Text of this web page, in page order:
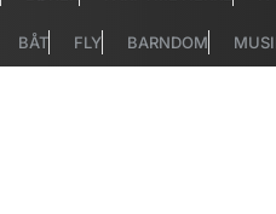
BÅT FLY BARNDOM